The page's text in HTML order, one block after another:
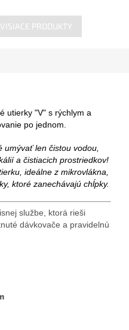
PRODUKTY
utierky "V" s rýchlym a
po jednom.
umývať len čistou vodou,
a čistiacich prostriedkov!
ideálne z mikrovlákna,
ktoré zanechávajú chĺpky.
službe, ktorá rieši
dávkovače a pravidelnú